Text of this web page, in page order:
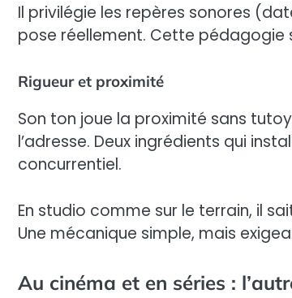
Il privilégie les repères sonores
pose réellement. Cette pédagogie
Rigueur et proximité
Son ton joue la proximité sans
l’adresse. Deux ingrédients qui
concurrentiel.
En studio comme sur le terrain, il
Une mécanique simple, mais
Au cinéma et en séries :